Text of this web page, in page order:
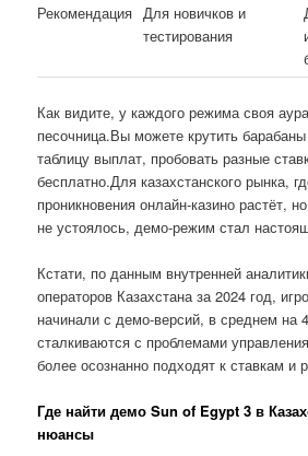
Рекомендация Для новичков и
тестирования
Как видите, у каждого режима своя
песочница.Вы можете крутить
таблицу выплат, пробовать разные
бесплатно.Для казахстанского рынка,
проникновения онлайн-казино растёт,
не устоялось, демо-режим стал
Кстати, по данным внутренней
операторов Казахстана за 2024 год,
начинали с демо-версий, в среднем на
сталкиваются с проблемами
более осознанно подходят к ставкам и
Где найти демо Sun of Egypt 3 в
нюансы